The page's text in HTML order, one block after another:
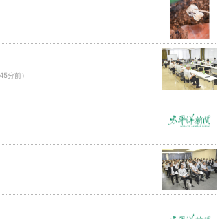
45分前）